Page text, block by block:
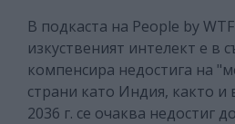
В подкаста на People by
изкуственият интелект е в
компенсира недостига на
страни като Индия, както
2036 г. се очаква недостиг